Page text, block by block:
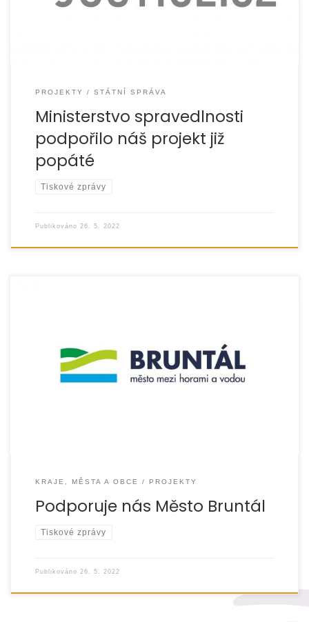
PROJEKTY STÁTNÍ SPRÁVA
Ministerstvo spravedlnosti
podpořilo náš projekt již
popáté
Tiskové zprávy
Publikováno 26. 5. 2022
Město Bruntál finančně podporuje nejen provoz sociální
služby SPOLU – Pro rodiny s dětmi a Asistenční, mediační
a terapeutické centrum Bruntál, kterou zde […]
KRAJE, MĚSTA A OBCE PROJEKTY
Podporuje nás Město Bruntál
Tiskové zprávy
Publikováno 26. 5. 2022